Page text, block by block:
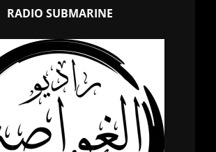
RADIO SUBMARINE